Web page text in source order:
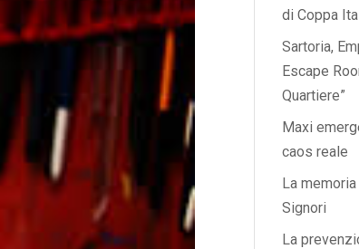
di Coppa
Sartoria,
Escape
Quartiere”
Maxi
caos reale
La
Signori
La